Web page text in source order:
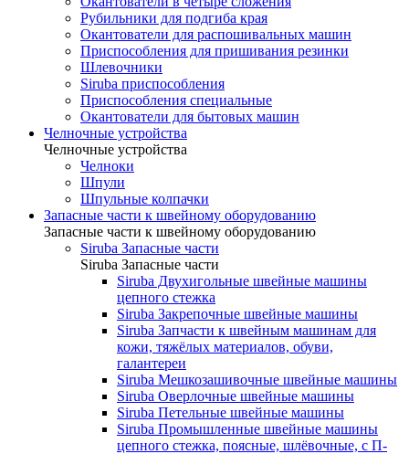
Рубильники для подгиба края
Окантователи для распошивальных машин
Приспособления для пришивания резинки
Шлевочники
Siruba приспособления
Приспособления специальные
Окантователи для бытовых машин
Челночные устройства
Челночные устройства
Челноки
Шпули
Шпульные колпачки
Запасные части к швейному оборудованию
Запасные части к швейному оборудованию
Siruba Запасные части
Siruba Запасные части
Siruba Двухигольные швейные машины
цепного стежка
Siruba Закрепочные швейные машины
Siruba Запчасти к швейным машинам для
кожи, тяжёлых материалов, обуви,
галантереи
Siruba Мешкозашивочные швейные машины
Siruba Оверлочные швейные машины
Siruba Петельные швейные машины
Siruba Промышленные швейные машины
цепного стежка, поясные, шлёвочные, с П-